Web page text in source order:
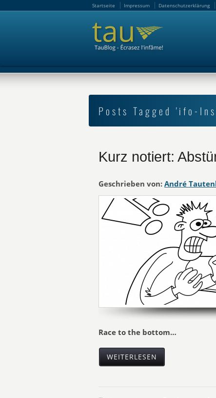
Startseite Impressum Datenschutzerklärung
Posts Tagged 'ifo-
Kurz notiert:
Geschrieben von: André
Race to the bottom…
WEITERLESEN
Startseite Impressum Datenschutzerklärung